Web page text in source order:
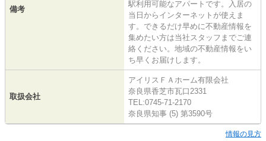
備考
駅利用可能なアパートです。入居の
当日からインターネットが使えま
す。できるだけ早めに不動産情報を
集めたい方は当社スタッフまでご連
絡ください。地域の不動産情報をい
ち早くお届けします。
取扱会社
アイリスＦＡホーム有限会社
奈良県香芝市瓦口2331
TEL:0745-71-2170
奈良県知事 (5) 第3590号
情報の見方